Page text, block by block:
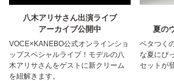
八木アリサさん出演ライブ
アーカイブ公開中
VOCE×KANEBO公式オンラインショ
ップスペシャルライブ！モデルの八
木アリサさんをゲストに新クリーム
を紐解きます。
夏の
ベタつく
な夏にぴ
セットが